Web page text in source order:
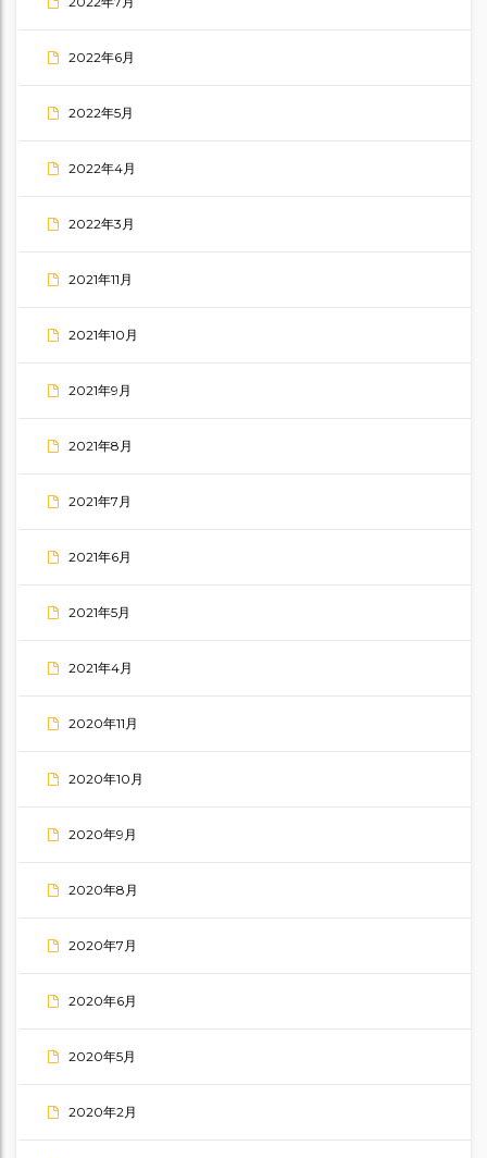
2022年6月
2022年5月
2022年4月
2022年3月
2021年11月
2021年10月
2021年9月
2021年8月
2021年7月
2021年6月
2021年5月
2021年4月
2020年11月
2020年10月
2020年9月
2020年8月
2020年7月
2020年6月
2020年5月
2020年2月